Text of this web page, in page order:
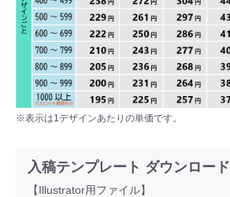
※表示は1デザインあたりの単価です。
入稿テンプレート ダウンロード
【Illustrator用ファイル】